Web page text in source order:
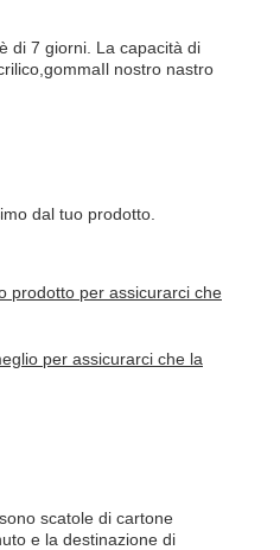
di 7 giorni. La capacità di
nostro nastro
dal tuo prodotto.
prodotto per assicurarci che
per assicurarci che la
scatole di cartone
e la destinazione di